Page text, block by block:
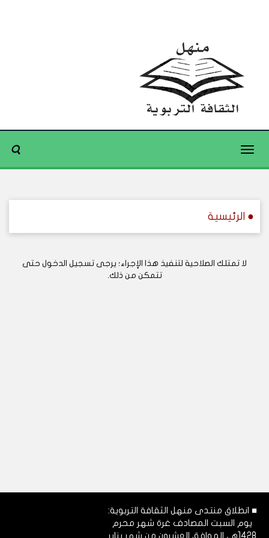
Toggle
● الرئيسية
لا تمتلك الصلاحية لتنفيذ هذا الإجراء؛ يرجى تسجيل الدخول حتى
تتمكن من ذلك.
■ انطلاق منتدى منهل الثقافة التربوية:
يوم السبت المصادف غرة شهر محرم
1428هـ، الموافق العشرون من شهر يناير